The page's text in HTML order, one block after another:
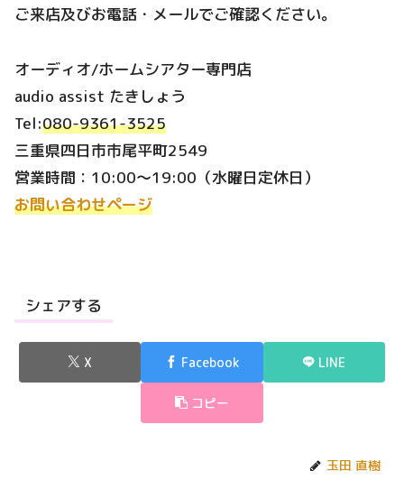
ご来店及びお電話・メールでご確認ください。
オーディオ/ホームシアター専門店
audio assist たきしょう
Tel:080-9361-3525
三重県四日市市尾平町2549
営業時間：10:00～19:00（水曜日定休日）
お問い合わせページ
シェアする
X Facebook LINE
コピー
玉田 直樹